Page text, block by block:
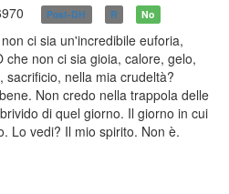
Post-DH R No
ci sia un'incredibile euforia,
che non ci sia gioia, calore, gelo,
nella mia crudeltà?
Non credo nella trappola delle
di quel giorno. Il giorno in cui
Lo vedi? Il mio spirito. Non è.